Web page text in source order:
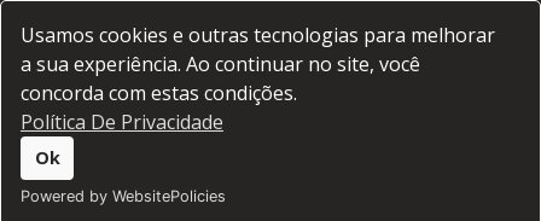
Usamos cookies e outras tecnologias para melhorar
a sua experiência. Ao continuar no site, você
concorda com estas condições.
Política De Privacidade
Ok
Powered by WebsitePolicies